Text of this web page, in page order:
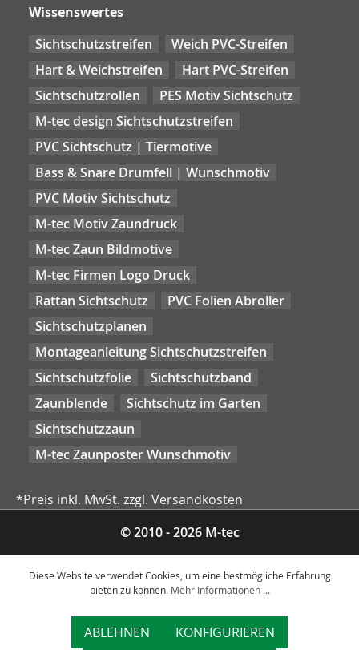
Wissenswertes
Sichtschutzstreifen
Weich PVC-Streifen
Hart & Weichstreifen
Hart PVC-Streifen
Sichtschutzrollen
PES Motiv Sichtschutz
M-tec design Sichtschutzstreifen
PVC Sichtschutz | Tiermotive
Bass & Snare Drumfell | Wunschmotiv
PVC Motiv Sichtschutz
M-tec Motiv Zaundruck
M-tec Zaun Bildmotive
M-tec Firmen Logo Druck
Rattan Sichtschutz
PVC Folien Abroller
Sichtschutzplanen
Montageanleitung Sichtschutzstreifen
Sichtschutzfolie
Sichtschutzband
Zaunblende
Sichtschutz im Garten
Sichtschutzzaun
M-tec Zaunposter Wunschmotiv
*Preis inkl. MwSt. zzgl. Versandkosten
© 2010 - 2026 M-tec
Diese Website verwendet Cookies, um eine bestmögliche Erfahrung
bieten zu können. Mehr Informationen ...
ABLEHNEN KONFIGURIEREN